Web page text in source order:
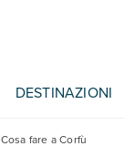
DESTINAZIONI
Cosa fare a Corfù